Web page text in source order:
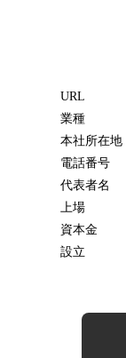
URL
業種
本社所在地
電話番号
代表者名
上場
資本金
設立